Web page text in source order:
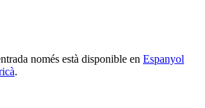
només està disponible en Espanyol
.